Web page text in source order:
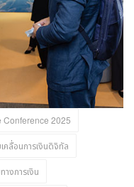
Conference 2025
คลื่อนการเงินดิจิทัล
งการเงิน